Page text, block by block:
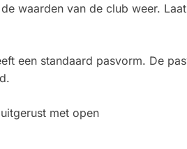
waarden van de club weer.
een standaard pasvorm. De
met open